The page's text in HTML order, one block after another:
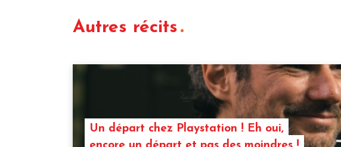
Autres récits
Un départ chez Playstation ! Eh oui,